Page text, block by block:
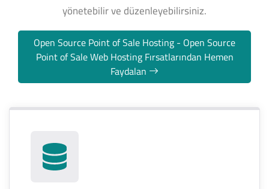
yönetebilir ve düzenleyebilirsiniz.
Open Source Point of Sale Hosting - Open Source
Point of Sale Web Hosting Fırsatlarından Hemen
Faydalan